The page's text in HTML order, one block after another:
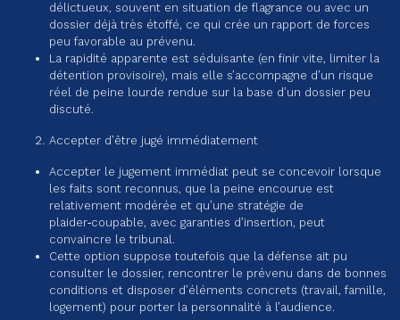
délictueux, souvent en situation de flagrance ou avec un
dossier déjà très étoffé, ce qui crée un rapport de forces
peu favorable au prévenu.
La rapidité apparente est séduisante (en finir vite, limiter la
détention provisoire), mais elle s’accompagne d’un risque
réel de peine lourde rendue sur la base d’un dossier peu
discuté.
Accepter d’être jugé immédiatement
Accepter le jugement immédiat peut se concevoir lorsque
les faits sont reconnus, que la peine encourue est
relativement modérée et qu’une stratégie de
plaider‑coupable, avec garanties d’insertion, peut
convaincre le tribunal.
Cette option suppose toutefois que la défense ait pu
consulter le dossier, rencontrer le prévenu dans de bonnes
conditions et disposer d’éléments concrets (travail, famille,
logement) pour porter la personnalité à l’audience.